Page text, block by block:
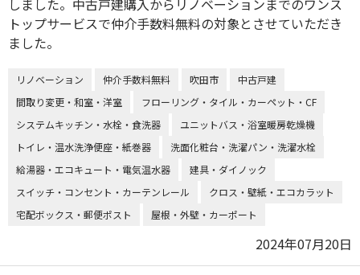
しました。中古戸建購入からリノベーションまでのワンス
トップサービスで仲介手数料無料の対象とさせていただき
ました。
リノベーション 仲介手数料無料 吹田市
中古戸建
間取り変更・和室・洋室
フローリング・タイル・カーペット・CF
システムキッチン・水栓・食洗器
ユニットバス・浴室暖房乾燥機
トイレ・温水洗浄便座・紙巻器
洗面化粧台・洗濯パン・洗濯水栓
給湯器・エコキュート・電気温水器
建具・ダイノック
スイッチ・コンセント・カーテンレール
クロス・壁紙・エコカラット
宅配ボックス・郵便ポスト
屋根・外壁・カーポート
2024年07月20日